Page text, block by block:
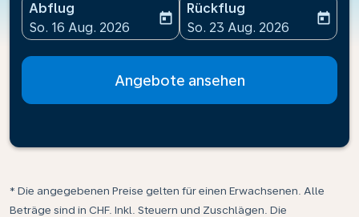
Abflug
fc-booking-departure-date-aria-label
So. 16 Aug. 2026
today
Rückflug
fc-booking-return-date-
So. 23 Aug. 2026
today
Angebote ansehen
* Die angegebenen Preise gelten für einen Erwachsenen. Alle
Beträge sind in CHF. Inkl. Steuern und Zuschlägen. Die